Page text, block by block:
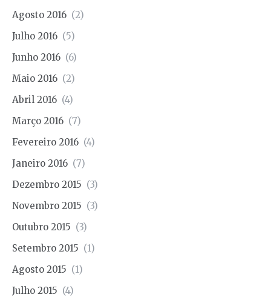
Agosto 2016 (2)
Julho 2016 (5)
Junho 2016 (6)
Maio 2016 (2)
Abril 2016 (4)
Março 2016 (7)
Fevereiro 2016 (4)
Janeiro 2016 (7)
Dezembro 2015 (3)
Novembro 2015 (3)
Outubro 2015 (3)
Setembro 2015 (1)
Agosto 2015 (1)
Julho 2015 (4)